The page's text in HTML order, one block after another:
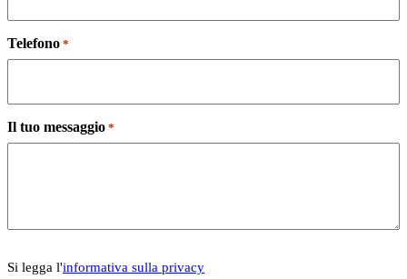
Telefono *
Il tuo messaggio *
Si legga l'informativa sulla privacy